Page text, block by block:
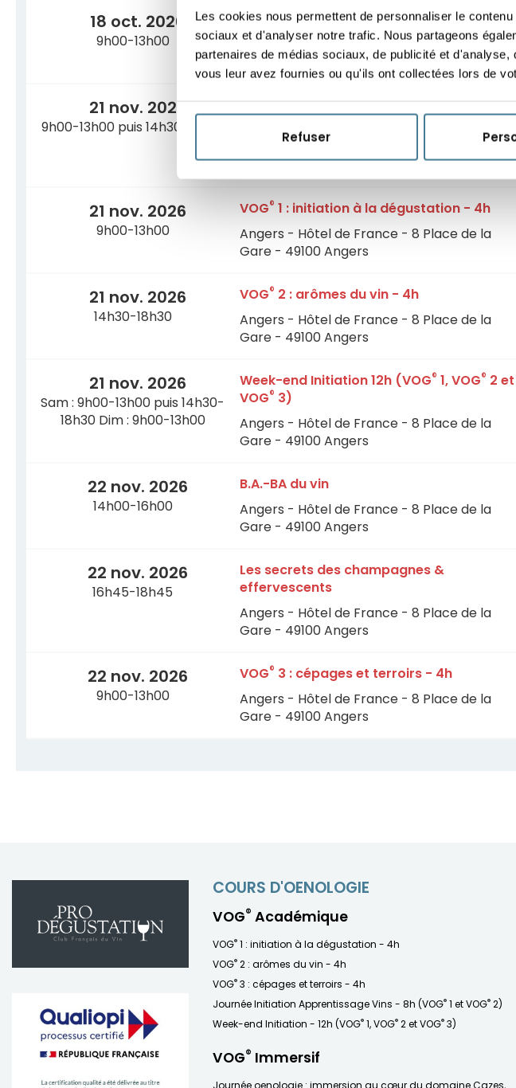
Les cookies nous permettent de personnaliser le
sociaux et d'analyser notre trafic. Nous partageons
partenaires de médias sociaux, de publicité et
vous leur avez fournies ou qu'ils ont collectées lors de
Refuser
18 oct. 2026
9h00-13h00
VOG®1 : initiation à la dégustation - 4h
Angers - Hôtel de France - 8 Place de la
Gare - 49100 Angers
21 nov. 2026
9h00-13h00 puis 14h30-18h30
Journée Initiation Apprentissage Vins 8h
® ®
Angers - Hôtel de France - 8 Place de la
Gare - 49100 Angers
21 nov. 2026
9h00-13h00
VOG® 1 : initiation à la dégustation - 4h
Angers - Hôtel de France - 8 Place de la
Gare - 49100 Angers
21 nov. 2026
14h30-18h30
VOG® 2 : arômes du vin - 4h
Angers - Hôtel de France - 8 Place de la
Gare - 49100 Angers
21 nov. 2026
Sam : 9h00-13h00 puis 14h30-
18h30 Dim : 9h00-13h00
Week-end Initiation 12h (VOG® 1, VOG® 2 et
VOG® 3)
Angers - Hôtel de France - 8 Place de la
Gare - 49100 Angers
22 nov. 2026
14h00-16h00
B.A.-BA du vin
Angers - Hôtel de France - 8 Place de la
Gare - 49100 Angers
22 nov. 2026
16h45-18h45
Les secrets des champagnes &
effervescents
Angers - Hôtel de France - 8 Place de la
Gare - 49100 Angers
22 nov. 2026
9h00-13h00
VOG® 3 : cépages et terroirs - 4h
Angers - Hôtel de France - 8 Place de la
Gare - 49100 Angers
COURS D'OENOLOGIE
VOG® Académique
VOG® 1 : initiation à la dégustation - 4h
VOG® 2 : arômes du vin - 4h
VOG® 3 : cépages et terroirs - 4h
Journée Initiation Apprentissage Vins - 8h (VOG® 1 et VOG® 2)
Week-end Initiation - 12h (VOG® 1, VOG® 2 et VOG® 3)
VOG® Immersif
Journée oenologie : immersion au cœur du domaine Cazes,